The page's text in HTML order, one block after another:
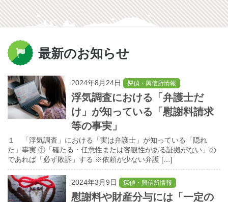
最新のお知らせ
2024年8月24日 探偵・興信所情報
浮気調査における「弁護士だ
け」が知っている「慰謝料請求
等の事実」
１ 「浮気調査」における「実は弁護士」が知っている「隠れ
た」事実 ①「確たる・任意性または客観性がある証拠がない」の
であれば「必ず敗訴」する ※依頼が少ない弁護 […]
2024年3月9日 探偵・興信所情報
慰謝料や財産分与には「一定の